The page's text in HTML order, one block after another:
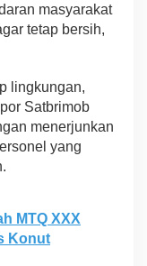
masyarakat
tetap bersih,
lingkungan,
Satbrimob
menerjunkan
yang
MTQ XXX
Konut